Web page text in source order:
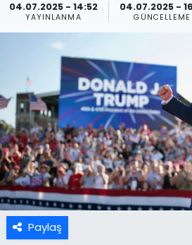
04.07.2025 - 14:52
YAYINLANMA
04.07.2025 -
GÜNCELLEME
Paylaş